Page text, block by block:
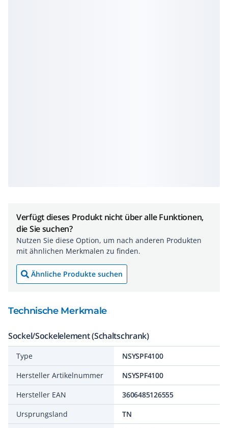
Verfügt dieses Produkt nicht über alle Funktionen,
die Sie suchen?
Nutzen Sie diese Option, um nach anderen Produkten
mit ähnlichen Merkmalen zu finden.
Ähnliche Produkte suchen
Technische Merkmale
Sockel/Sockelelement (Schaltschrank)
Type
NSYSPF4100
Hersteller Artikelnummer
NSYSPF4100
Hersteller EAN
3606485126555
Ursprungsland
TN